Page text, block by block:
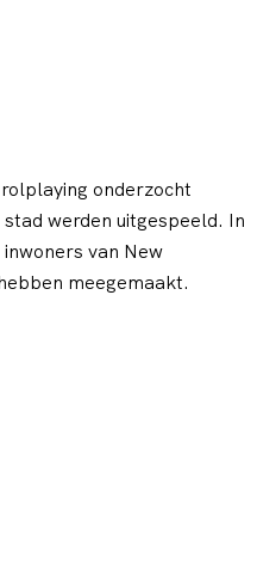
onderzocht
werden uitgespeeld. In
van New
meegemaakt.